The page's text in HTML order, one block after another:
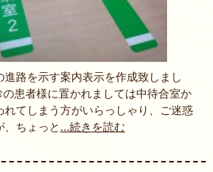
路を示す案内表示を作成致しまし
患者様に置かれましては中待合室か
れてしまう方がいらっしゃり、ご迷惑
、ちょっと ...続きを読む